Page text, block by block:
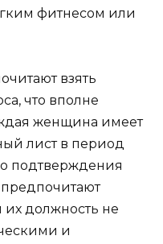
фитнесом или
взять
что вполне
женщина имеет
лист в период
подтверждения
их должность не
и